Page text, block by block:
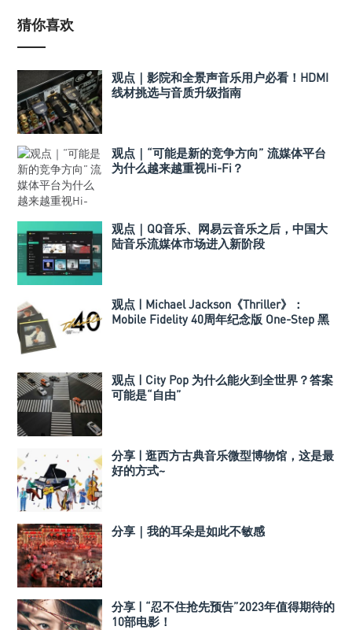
猜你喜欢
观点｜影院和全景声音乐用户必看！HDMI
线材挑选与音质升级指南
观点｜“可能是新的竞争方向” 流媒体平台
为什么越来越重视Hi-Fi？
观点｜QQ音乐、网易云音乐之后，中国大
陆音乐流媒体市场进入新阶段
观点 | Michael Jackson《Thriller》：
Mobile Fidelity 40周年纪念版 One-Step 黑
观点 | City Pop 为什么能火到全世界？答案
可能是“自由”
分享 | 逛西方古典音乐微型博物馆，这是最
好的方式~
分享｜我的耳朵是如此不敏感
分享 | “忍不住抢先预告”2023年值得期待的
10部电影！